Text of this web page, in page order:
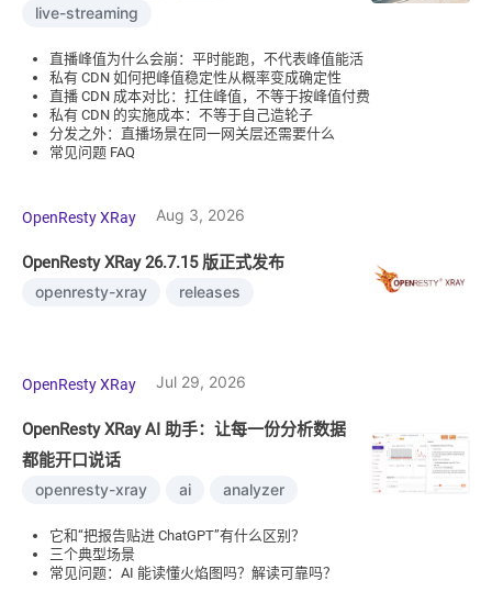
live-streaming
直播峰值为什么会崩：平时能跑，不代表峰值能活
私有 CDN 如何把峰值稳定性从概率变成确定性
直播 CDN 成本对比：扛住峰值，不等于按峰值付费
私有 CDN 的实施成本：不等于自己造轮子
分发之外：直播场景在同一网关层还需要什么
常见问题 FAQ
OpenResty XRay Aug 3, 2026
OpenResty XRay 26.7.15 版正式发布
openresty-xray releases
OpenResty XRay Jul 29, 2026
OpenResty XRay AI 助手：让每一份分析数据
都能开口说话
openresty-xray ai analyzer
它和“把报告贴进 ChatGPT”有什么区别？
三个典型场景
常见问题：AI 能读懂火焰图吗？解读可靠吗？